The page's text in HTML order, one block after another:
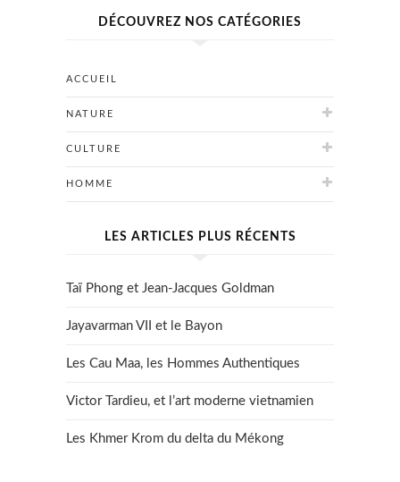
DÉCOUVREZ NOS CATÉGORIES
ACCUEIL
NATURE
CULTURE
HOMME
LES ARTICLES PLUS RÉCENTS
Taï Phong et Jean-Jacques Goldman
Jayavarman VII et le Bayon
Les Cau Maa, les Hommes Authentiques
Victor Tardieu, et l’art moderne vietnamien
Les Khmer Krom du delta du Mékong